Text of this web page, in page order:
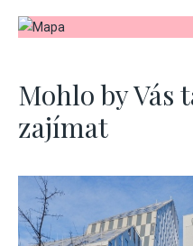
Mohlo by Vás
zajímat